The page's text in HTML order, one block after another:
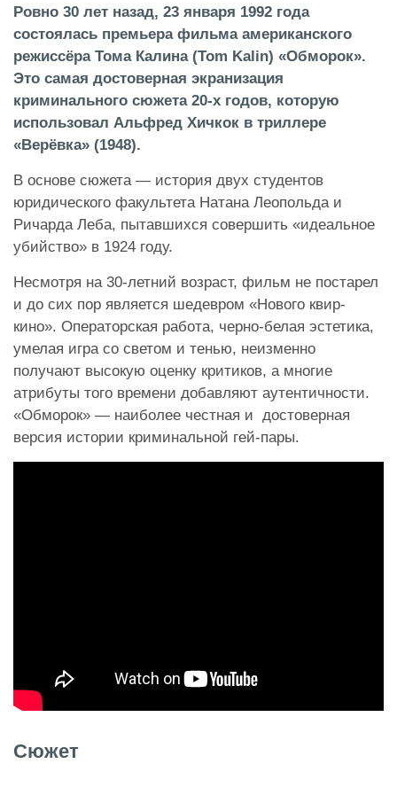
Ровно 30 лет назад, 23 января 1992 года
состоялась премьера фильма американского
режиссёра Тома Калина (Tom Kalin) «Обморок».
Это самая достоверная экранизация
криминального сюжета 20-х годов, которую
использовал Альфред Хичкок в триллере
«Верёвка» (1948).
В основе сюжета — история двух студентов
юридического факультета Натана Леопольда и
Ричарда Леба, пытавшихся совершить «идеальное
убийство» в 1924 году.
Несмотря на 30-летний возраст, фильм не постарел
и до сих пор является шедевром «Нового квир-
кино». Операторская работа, черно-белая эстетика,
умелая игра со светом и тенью, неизменно
получают высокую оценку критиков, а многие
атрибуты того времени добавляют аутентичности.
«Обморок» — наиболее честная и достоверная
версия истории криминальной гей-пары.
Сюжет